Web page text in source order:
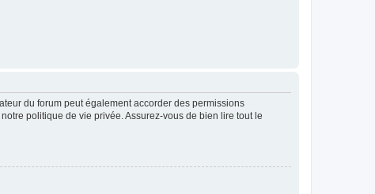
du forum peut également accorder des permissions
politique de vie privée. Assurez-vous de bien lire tout le